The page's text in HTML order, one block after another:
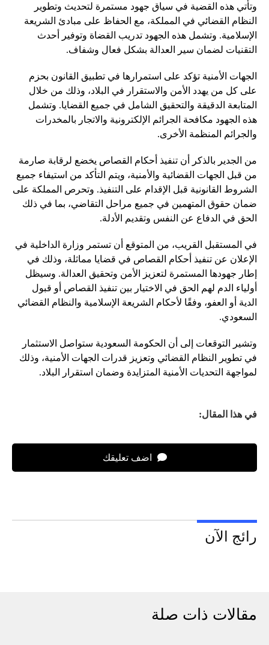
وتأتي هذه القضية في سياق جهود مستمرة لتحديث وتطوير
النظام القضائي في المملكة، مع الحفاظ على مبادئ الشريعة
الإسلامية. وتشمل هذه الجهود تدريب القضاة وتوفير أحدث
التقنيات لضمان سير العدالة بشكل فعال وشفاف.
الجهات الأمنية تؤكد على استمرارها في تطبيق القانون بحزم
على كل من يهدد الأمن والاستقرار في البلاد، وذلك من خلال
المتابعة الدقيقة والتحقيق الشامل في جميع القضايا. وتشمل
هذه الجهود مكافحة الجرائم الإلكترونية والاتجار بالمخدرات
والجرائم المنظمة الأخرى.
من الجدير بالذكر أن تنفيذ أحكام القصاص يخضع لرقابة صارمة
من قبل الجهات القضائية والأمنية، ويتم التأكد من استيفاء جميع
الشروط القانونية قبل الإقدام على التنفيذ. وتحرص المملكة على
ضمان حقوق المتهمين في جميع مراحل التقاضي، بما في ذلك
الحق في الدفاع عن النفس وتقديم الأدلة.
في المستقبل القريب، من المتوقع أن تستمر وزارة الداخلية في
الإعلان عن تنفيذ أحكام القصاص في قضايا مماثلة، وذلك في
إطار جهودها المستمرة لتعزيز الأمن وتحقيق العدالة. وسيظل
أولياء الدم لهم الحق في الاختيار بين تنفيذ القصاص أو قبول
الدية أو العفو، وفقًا لأحكام الشريعة الإسلامية والنظام القضائي
السعودي.
وتشير التوقعات إلى أن الحكومة السعودية ستواصل الاستثمار
في تطوير النظام القضائي وتعزيز قدرات الجهات الأمنية، وذلك
لمواجهة التحديات الأمنية المتزايدة وضمان استقرار البلاد.
في هذا المقال:
اضف تعليقك
رائج الآن
مقالات ذات صلة